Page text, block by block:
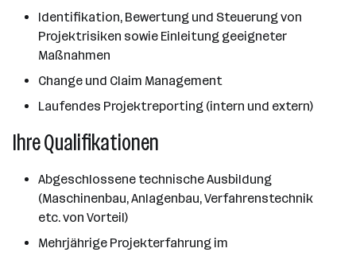
Identifikation, Bewertung und Steuerung von
Projektrisiken sowie Einleitung geeigneter
Maßnahmen
Change und Claim Management
Laufendes Projektreporting (intern und extern)
Ihre Qualifikationen
Abgeschlossene technische Ausbildung
(Maschinenbau, Anlagenbau, Verfahrenstechnik
etc. von Vorteil)
Mehrjährige Projekterfahrung im